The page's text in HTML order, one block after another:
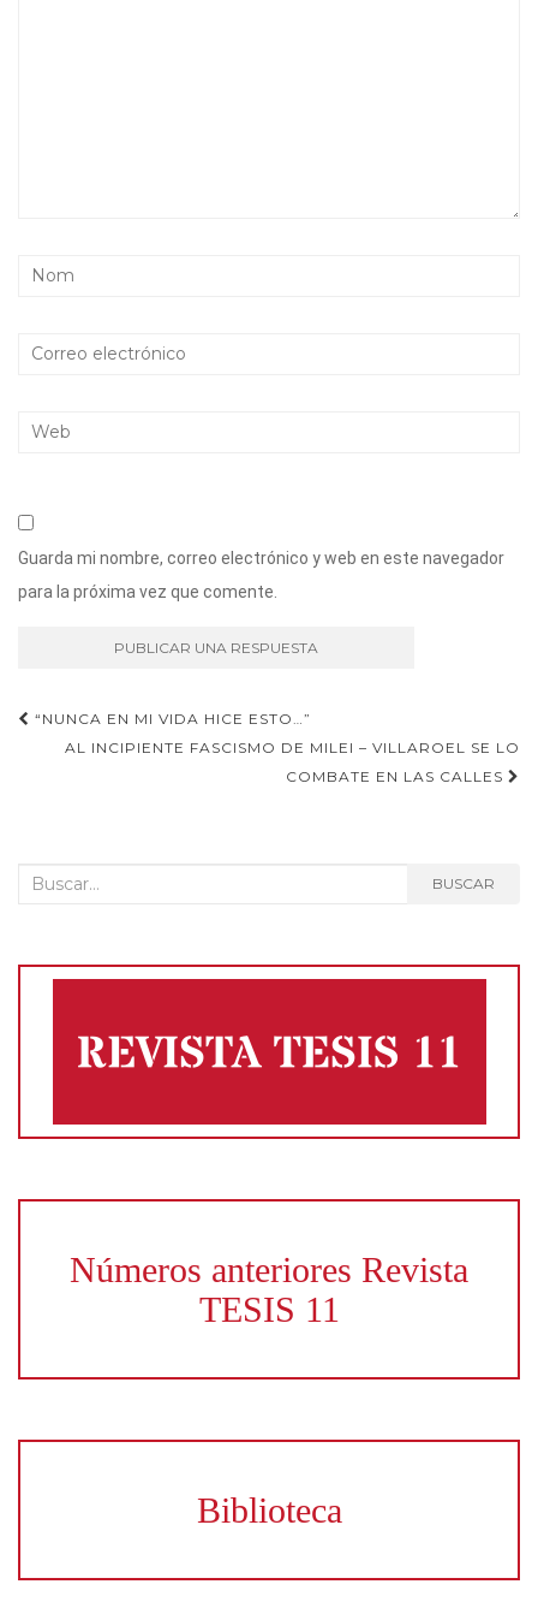
Guarda mi nombre, correo electrónico y web en este navegador
para la próxima vez que comente.
Navegación
“NUNCA EN MI VIDA HICE ESTO…”
AL INCIPIENTE FASCISMO DE MILEI – VILLAROEL SE LO
COMBATE EN LAS CALLES
Buscar: BUSCAR
Números anteriores Revista
TESIS 11
Biblioteca